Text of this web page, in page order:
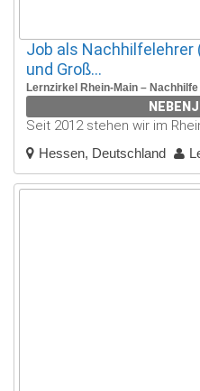
Job als
und Groß...
Lernzirkel Rhein-Main – Nachhilfe
Seit 2012 stehen wir im
Hessen, Deutschland